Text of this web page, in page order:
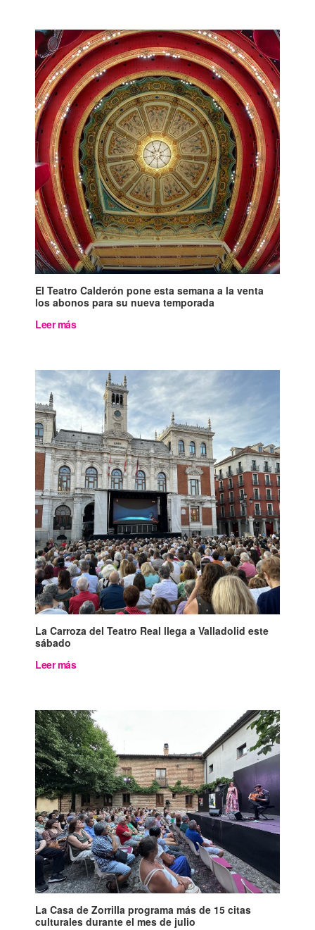
El Teatro Calderón pone esta semana a la venta
los abonos para su nueva temporada
Leer más
La Carroza del Teatro Real llega a Valladolid este
sábado
Leer más
La Casa de Zorrilla programa más de 15 citas
culturales durante el mes de julio